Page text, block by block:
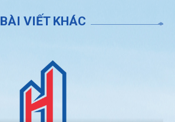
BÀI VIẾT KHÁC